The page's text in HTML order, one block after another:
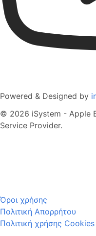
Powered & Designed by
© 2026 iSystem - Apple
Service Provider.
Όροι χρήσης
Πολιτική Απορρήτου
Πολιτική χρήσης Cookies